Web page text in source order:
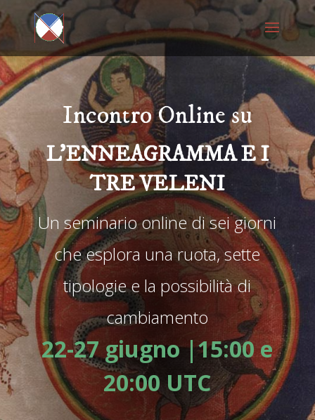
Incontro Online su
L’ENNEAGRAMMA E I
TRE VELENI
Un seminario online di sei giorni
che esplora una ruota, sette
tipologie e la possibilità di
cambiamento
22-27 giugno |15:00 e
20:00 UTC